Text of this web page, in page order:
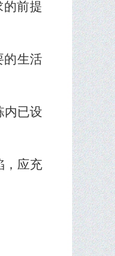
的前提
的生活
内已设
，应充